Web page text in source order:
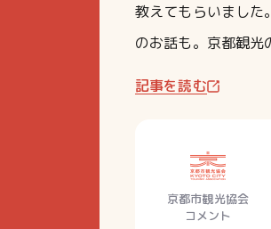
教えてもらいました
のお話も。京都観光
記事を読む
京都市観光協会
コメント